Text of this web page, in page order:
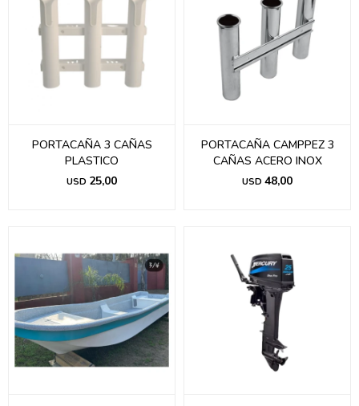
PORTACAÑA 3 CAÑAS
PLASTICO
USD 25,00
PORTACAÑA CAMPPEZ 3
CAÑAS ACERO INOX
USD 48,00